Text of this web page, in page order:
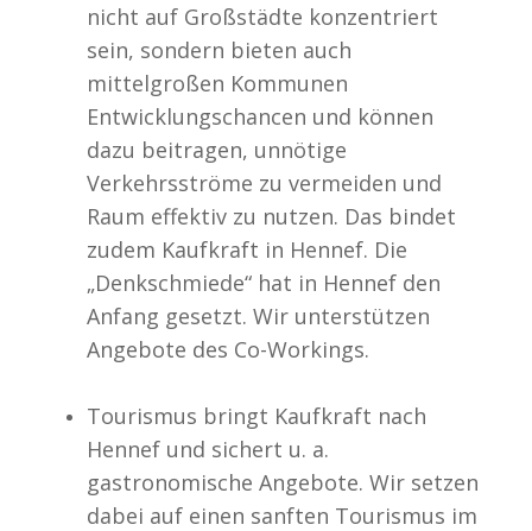
nicht auf Großstädte konzentriert
sein, sondern bieten auch
mittelgroßen Kommunen
Entwicklungschancen und können
dazu beitragen, unnötige
Verkehrsströme zu vermeiden und
Raum effektiv zu nutzen. Das bindet
zudem Kaufkraft in Hennef. Die
„Denkschmiede“ hat in Hennef den
Anfang gesetzt. Wir unterstützen
Angebote des Co-Workings.
Tourismus bringt Kaufkraft nach
Hennef und sichert u. a.
gastronomische Angebote. Wir setzen
dabei auf einen sanften Tourismus im